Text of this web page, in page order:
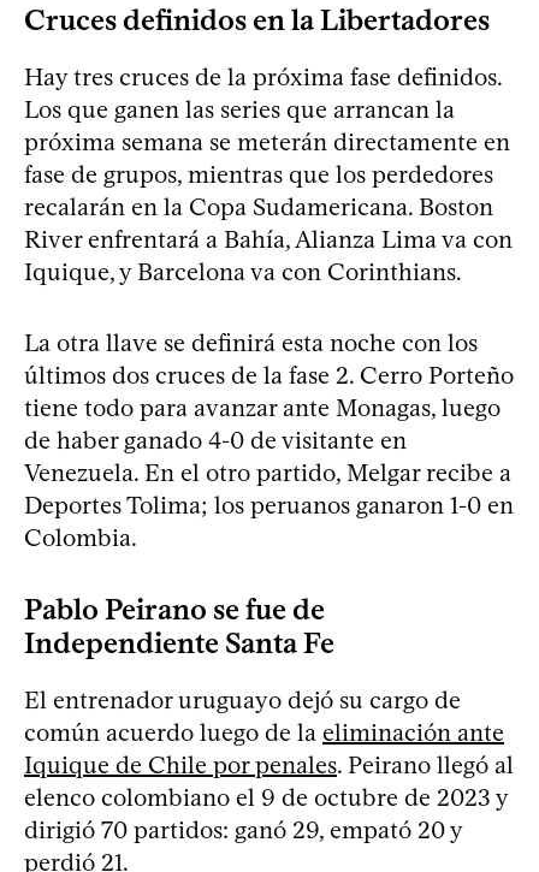
Cruces definidos en la Libertadores
Hay tres cruces de la próxima fase definidos.
Los que ganen las series que arrancan la
próxima semana se meterán directamente en
fase de grupos, mientras que los perdedores
recalarán en la Copa Sudamericana. Boston
River enfrentará a Bahía, Alianza Lima va con
Iquique, y Barcelona va con Corinthians.
La otra llave se definirá esta noche con los
últimos dos cruces de la fase 2. Cerro Porteño
tiene todo para avanzar ante Monagas, luego
de haber ganado 4-0 de visitante en
Venezuela. En el otro partido, Melgar recibe a
Deportes Tolima; los peruanos ganaron 1-0 en
Colombia.
Pablo Peirano se fue de
Independiente Santa Fe
El entrenador uruguayo dejó su cargo de
común acuerdo luego de la eliminación ante
Iquique de Chile por penales. Peirano llegó al
elenco colombiano el 9 de octubre de 2023 y
dirigió 70 partidos: ganó 29, empató 20 y
perdió 21.